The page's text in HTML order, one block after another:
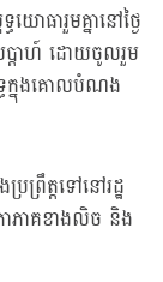
ធារួមគ្នានៅថ្ងៃ
តាហ៍ ដោយចូលរួម
ធក្នុងគោលបំណង
ព្រឹត្តទៅនៅរដ្ឋ
ាភាគខាងលិច និង